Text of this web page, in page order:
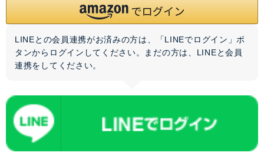
LINEとの会員連携がお済みの方は、「LINEでログイン」ボ
タンからログインしてください。まだの方は、 LINEと会員
連携をしてください。